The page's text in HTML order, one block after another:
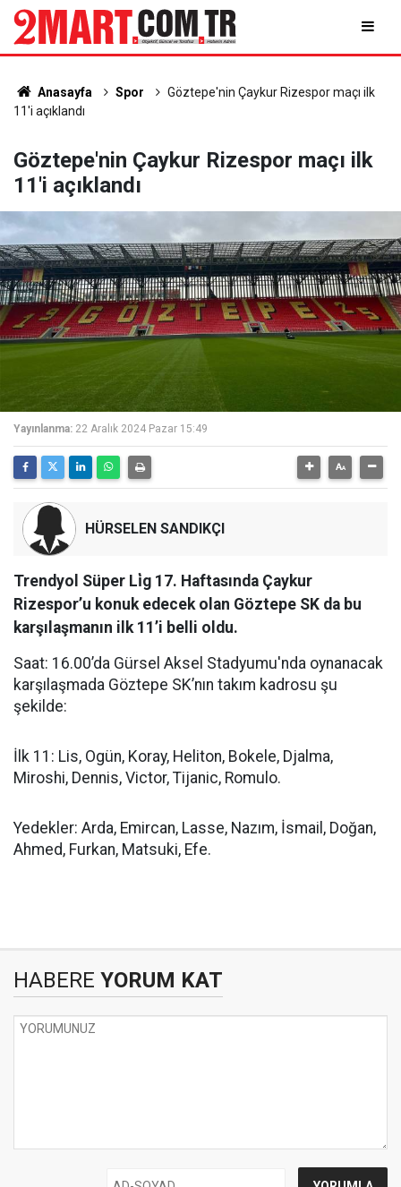
Anasayfa Spor
Göztepe'nin Çaykur Rizespor maçı ilk
11'i açıklandı
Göztepe'nin Çaykur Rizespor maçı ilk
11'i açıklandı
Yayınlanma: 22 Aralık 2024 Pazar 15:49
HÜRSELEN SANDIKÇI
Trendyol Süper Li̇g 17. Haftasında Çaykur
Rizespor’u konuk edecek olan Göztepe SK da bu
karşılaşmanın ilk 11’i belli oldu.
Saat: 16.00’da Gürsel Aksel Stadyumu'nda oynanacak
karşılaşmada Göztepe SK’nın takım kadrosu şu
şekilde:
İlk 11: Lis, Ogün, Koray, Heliton, Bokele, Djalma,
Miroshi, Dennis, Victor, Tijanic, Romulo.
Yedekler: Arda, Emircan, Lasse, Nazım, İsmail, Doğan,
Ahmed, Furkan, Matsuki, Efe.
HABERE YORUM KAT